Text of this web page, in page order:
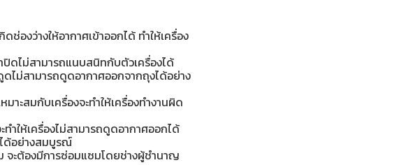
องว่างให้อากาศเข้าออกได้ ทำให้เครื่อง
ดไม่สามารถแนบสนิทกับตัวเครื่องได้
ไม่สามารถดูดอากาศออกจากถุงได้อย่าง
ะสมกับเครื่องจะทำให้เครื่องทำงานผิด
ให้เครื่องไม่สามารถดูดอากาศออกได้
ด้อย่างสมบูรณ์
ะต้องมีการซ่อมแซมโดยช่างผู้ชำนาญ